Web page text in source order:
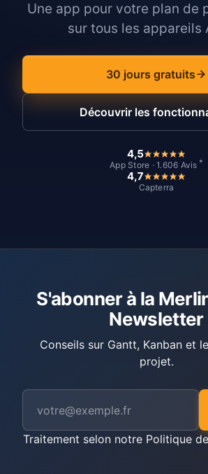
Une app pour votre plan de
sur tous les appareils
30 jours gratuits
Découvrir les
4,5
App Store · 1.606 Avis *
4,7
Capterra
S'abonner à la
Newsletter
Conseils sur Gantt, Kanban et
projet.
Traitement selon notre Politique